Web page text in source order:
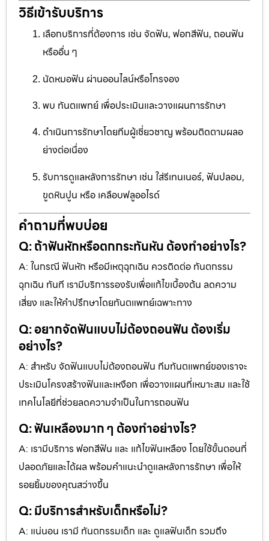
วิธีเข้ารับบริการ
เลือกบริการที่ต้องการ เช่น จัดฟัน, ฟอกสีฟัน, ถอนฟัน
หรืออื่น ๆ
นัดหมอฟัน ผ่านออนไลน์หรือโทรจอง
พบ ทันตแพทย์ เพื่อประเมินและวางแผนการรักษา
ดำเนินการรักษาโดยทีมผู้เชี่ยวชาญ พร้อมติดตามผลอ
ย่างต่อเนื่อง
รับการดูแลหลังการรักษา เช่น ใส่รีเทนเนอร์, ฟันปลอม,
ขูดหินปูน หรือ เคลือบฟลูออไรด์
คำถามที่พบบ่อย
Q: ถ้าฟันหักหรือตกกระทันหัน ต้องทำอย่างไร?
A: ในกรณี ฟันหัก หรือมีเหตุฉุกเฉิน ควรติดต่อ ทันตกรรม
ฉุกเฉิน ทันที เรามีบริการรองรับเพื่อแก้ไขเบื้องต้น ลดความ
เสี่ยง และให้คำปรึกษาโดยทันตแพทย์เฉพาะทาง
Q: อยากจัดฟันแบบไม่ต้องถอนฟัน ต้องเริ่ม
อย่างไร?
A: สำหรับ จัดฟันแบบไม่ต้องถอนฟัน ทีมทันตแพทย์ของเราจะ
ประเมินโครงสร้างฟันและเหงือก เพื่อวางแผนที่เหมาะสม และใช้
เทคโนโลยีที่ช่วยลดความจำเป็นในการถอนฟัน
Q: ฟันเหลืองมาก ๆ ต้องทำอย่างไร?
A: เรามีบริการ ฟอกสีฟัน และ แก้ไขฟันเหลือง โดยใช้ขั้นตอนที่
ปลอดภัยและได้ผล พร้อมคำแนะนำดูแลหลังการรักษา เพื่อให้
รอยยิ้มของคุณสว่างขึ้น
Q: มีบริการสำหรับเด็กหรือไม่?
A: แน่นอน เรามี ทันตกรรมเด็ก และ ดูแลฟันเด็ก รวมถึง